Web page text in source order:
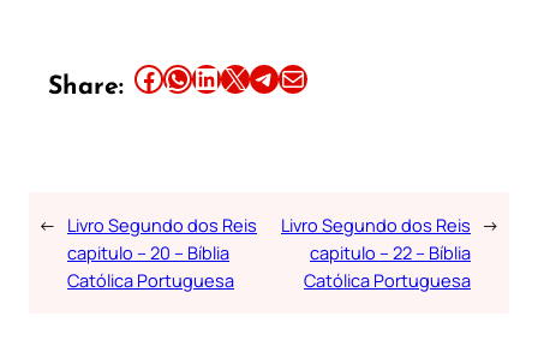
Share: Share this article on Facebook Share this article on WhatsApp Share this article on LinkedIn Share this article on X Share this article on TelegramEmail this Article
← Livro Segundo dos Reis
capitulo – 20 – Bíblia
Católica Portuguesa
Livro Segundo dos Reis
capitulo – 22 – Bíblia
Católica Portuguesa
→